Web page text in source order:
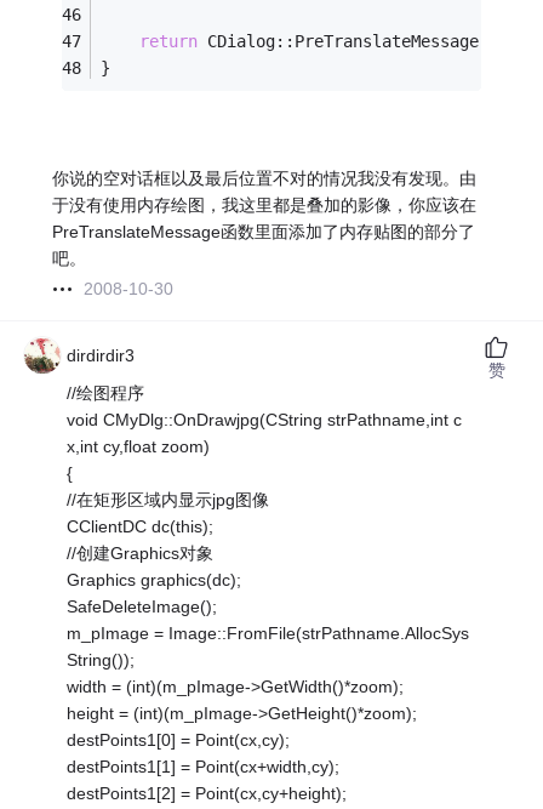
return
}
你说的空对话框以及最后位置不对的情况我没有发现。由
于没有使用内存绘图，我这里都是叠加的影像，你应该在
PreTranslateMessage函数里面添加了内存贴图的部分了
吧。
2008-10-30
dirdirdir3
//绘图程序
void CMyDlg::OnDrawjpg(CString strPathname,int c
x,int cy,float zoom)
{
//在矩形区域内显示jpg图像
CClientDC dc(this);
//创建Graphics对象
Graphics graphics(dc);
SafeDeleteImage();
m_pImage = Image::FromFile(strPathname.AllocSys
String());
width = (int)(m_pImage->GetWidth()*zoom);
height = (int)(m_pImage->GetHeight()*zoom);
destPoints1[0] = Point(cx,cy);
destPoints1[1] = Point(cx+width,cy);
destPoints1[2] = Point(cx,cy+height);
赞